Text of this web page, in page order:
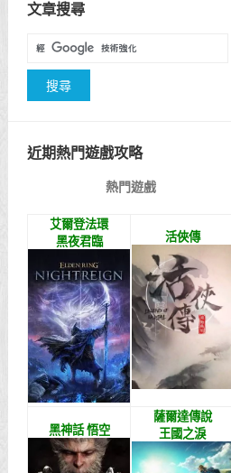
文章搜尋
近期熱門遊戲攻略
熱門遊戲
艾爾登法環
黑夜君臨
活俠傳
黑神話 悟空
薩爾達傳說
王國之淚